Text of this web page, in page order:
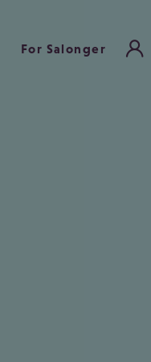
For Salonger